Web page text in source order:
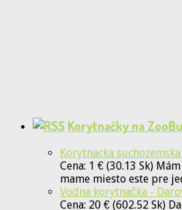
Korytnačky na
Korytnacka
Cena: 1 € (30.13 Sk)
mame miesto este pre
Vodna korytnačka -
Cena: 20 € (602.52 Sk)